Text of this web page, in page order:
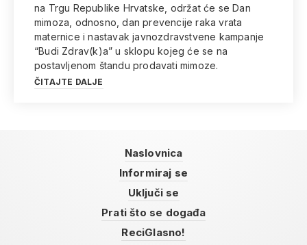
na Trgu Republike Hrvatske, održat će se Dan
mimoza, odnosno, dan prevencije raka vrata
maternice i nastavak javnozdravstvene kampanje
“Budi Zdrav(k)a” u sklopu kojeg će se na
postavljenom štandu prodavati mimoze.
ČITAJTE DALJE
Naslovnica
Informiraj se
Uključi se
Prati što se događa
ReciGlasno!